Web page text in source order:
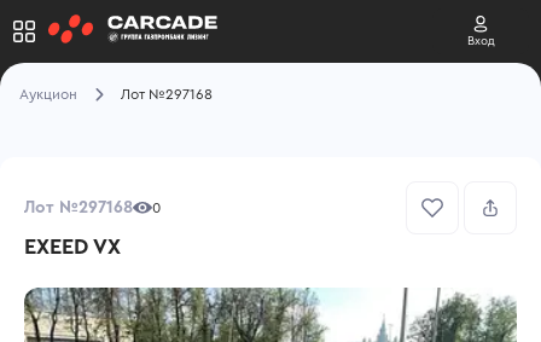
Вход
Аукцион Лот №297168
Лот №297168 0
EXEED VX